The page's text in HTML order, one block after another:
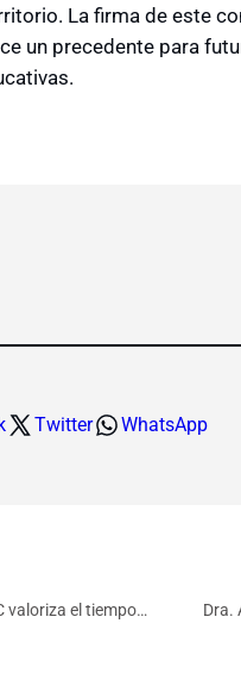
La firma de este
un precedente para
Twitter WhatsApp
valoriza el tiempo
Dra.